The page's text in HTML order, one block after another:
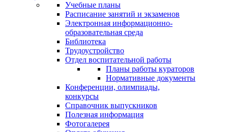
Учебные планы
Расписание занятий и экзаменов
Электронная информационно-
образовательная среда
Библиотека
Трудоустройство
Отдел воспитательной работы
Планы работы кураторов
Нормативные документы
Конференции, олимпиады,
конкурсы
Справочник выпускников
Полезная информация
Фотогалерея